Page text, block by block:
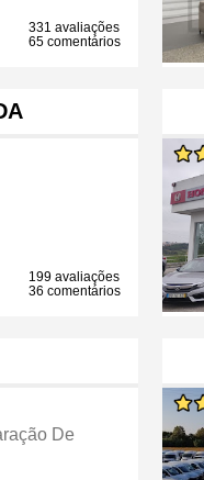
331 avaliações
65 comentários
199 avaliações
36 comentários
De